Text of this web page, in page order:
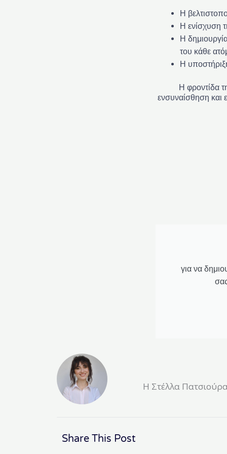
Η
Η ενίσχυση
Η
του κάθε
Η
Η φροντίδα
ενσυναίσθηση και
για να
Η Στέλλα
Share This Post